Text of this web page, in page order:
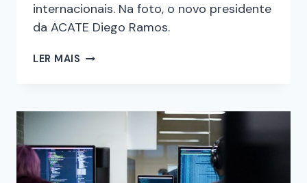
internacionais. Na foto, o novo presidente
da ACATE Diego Ramos.
LER MAIS